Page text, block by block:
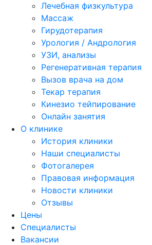
Лечебная физкультура
Массаж
Гирудотерапия
Урология / Андрология
УЗИ, анализы
Регенеративная терапия
Вызов врача на дом
Текар терапия
Кинезио тейпирование
Онлайн занятия
О клинике
История клиники
Наши специалисты
Фотогалерея
Правовая информация
Новости клиники
Отзывы
Цены
Специалисты
Вакансии